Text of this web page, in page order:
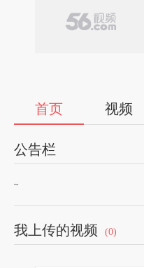
首页 视频
公告栏
~
我上传的视频 (0)